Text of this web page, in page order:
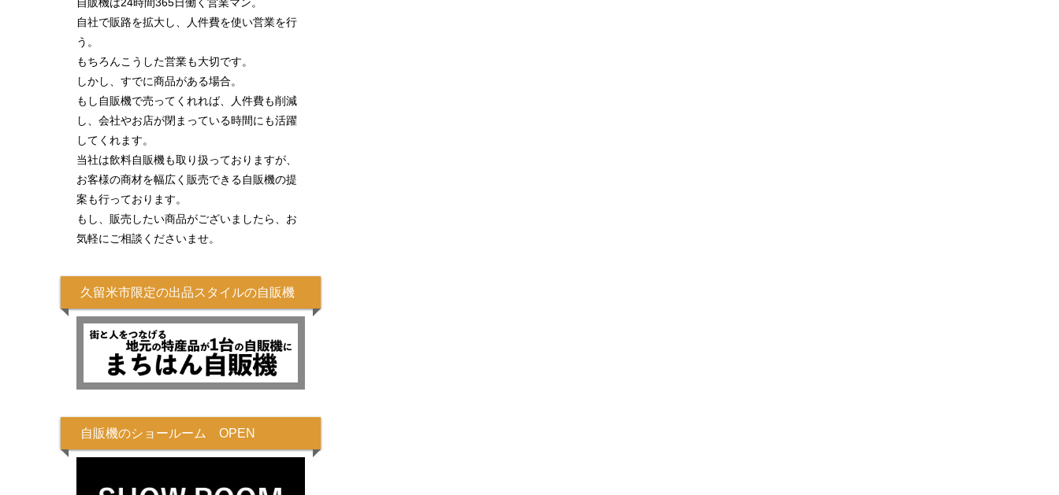
自販機は24時間365日働く営業マン。
自社で販路を拡大し、人件費を使い営業を行
う。
もちろんこうした営業も大切です。
しかし、すでに商品がある場合。
もし自販機で売ってくれれば、人件費も削減
し、会社やお店が閉まっている時間にも活躍
してくれます。
当社は飲料自販機も取り扱っておりますが、
お客様の商材を幅広く販売できる自販機の提
案も行っております。
もし、販売したい商品がございましたら、お
気軽にご相談くださいませ。
久留米市限定の出品スタイルの自販機
自販機のショールーム OPEN